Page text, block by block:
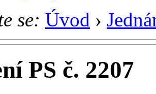
se: Úvod ›
PS č. 2207